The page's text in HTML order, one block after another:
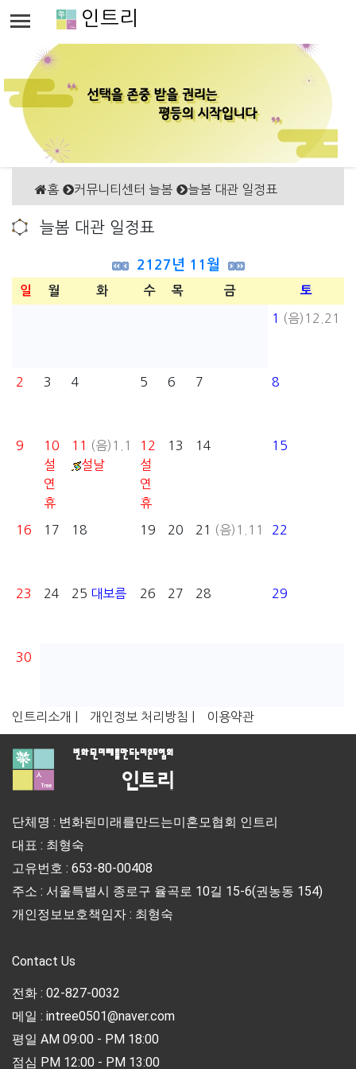
인트리
홈 커뮤니티센터 늘봄 늘봄 대관 일정표
늘봄 대관 일정표
2127년 11월
일 월 화 수 목 금 토
1 (음)12.21
2 3 4 5 6 7 8
9
10
설
연
휴
11
(음)1.1
설날
12
설
연
휴
13 14 15
16 17 18 19 20 21 (음)1.11 22
23 24 25 대보름 26 27 28 29
30
인트리소개 | 개인정보 처리방침 | 이용약관
단체명 : 변화된미래를만드는미혼모협회 인트리
대표 : 최형숙
고유번호 : 653-80-00408
주소 : 서울특별시 종로구 율곡로 10길 15-6(권농동 154)
개인정보보호책임자 : 최형숙
Contact Us
전화 : 02-827-0032
메일 : intree0501@naver.com
평일 AM 09:00 - PM 18:00
점심 PM 12:00 - PM 13:00